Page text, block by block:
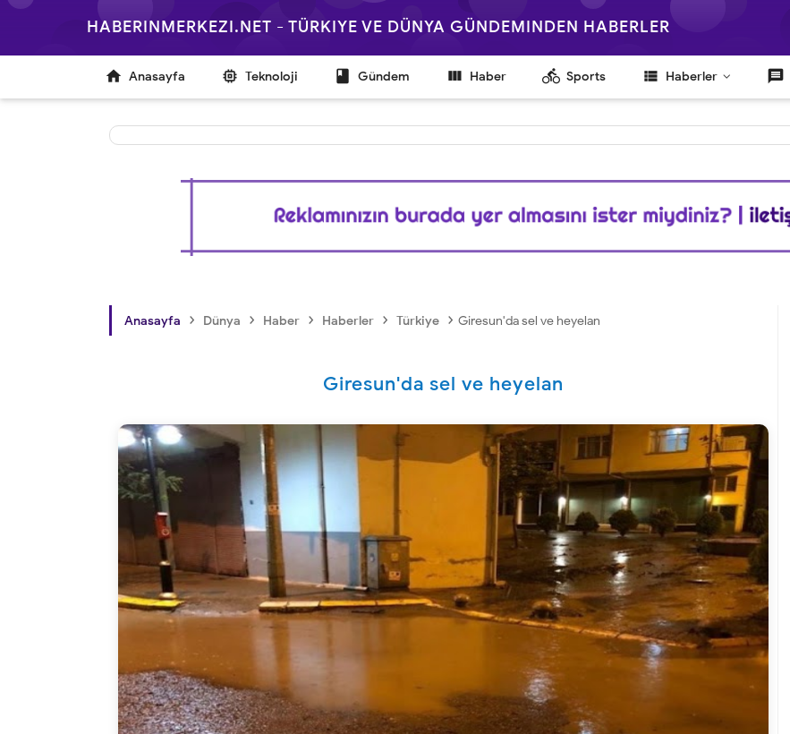
HABERINMERKEZI.NET - TÜRKIYE VE DÜNYA GÜNDEMINDEN HABERLER
 Anasayfa  Teknoloji  Gündem  Haber directions_bike Sports view_list Haberler message
Anasayfa › Dünya › Haber › Haberler › Türkiye › Giresun'da sel ve heyelan
Giresun'da sel ve heyelan